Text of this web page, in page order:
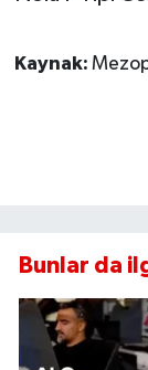
Kaynak:
Bunlar da